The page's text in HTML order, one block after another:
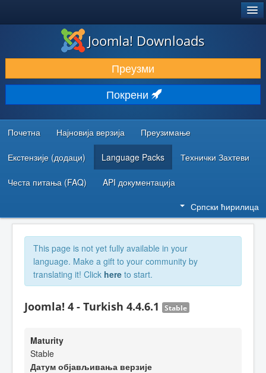
ПРЕУЗИМАЊЕ И ПРОШИРЕЊА (ЕКСТЕНЗИЈЕ)
ОТКРИЈТЕ И НАУЧИТЕ
ЗАЈЕДНИЦА И ПОДРШКА
РЕСУРСИ ЗА РАЗВОЈ
Joomla! Downloads
Преузми
Покрени
Почетна Најновија верзија Преузимање
Екстензије (додаци) Language Packs Технички Захтеви
Честа питања (FAQ) API документација
Српски ћирилица
This page is not yet fully available in your
language. Make a gift to your community by
translating it! Click here to start.
Joomla! 4 - Turkish 4.4.6.1 Stable
Maturity
Stable
Датум објављивања верзије